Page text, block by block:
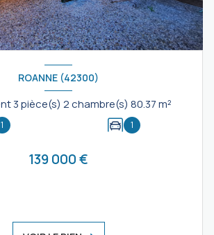
ROANNE (42300)
Appartement 3 pièce(s) 2 chambre(s) 80.37 m²
1 1
139 000 €